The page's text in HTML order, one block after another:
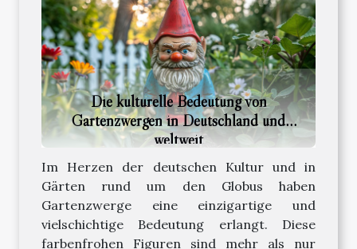
Die kulturelle Bedeutung von
Gartenzwergen in Deutschland und
weltweit
Im Herzen der deutschen Kultur und in
Gärten rund um den Globus haben
Gartenzwerge eine einzigartige und
vielschichtige Bedeutung erlangt. Diese
farbenfrohen Figuren sind mehr als nur